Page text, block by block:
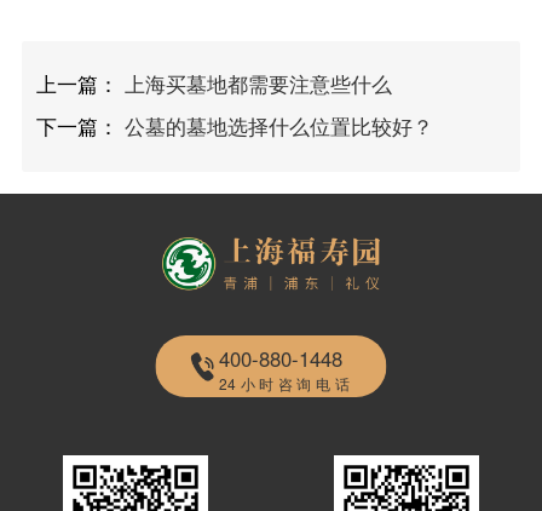
上一篇： 上海买墓地都需要注意些什么
下一篇： 公墓的墓地选择什么位置比较好？
400-880-1448
24小时咨询电话